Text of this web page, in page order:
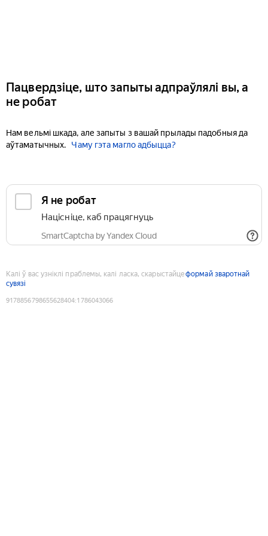
Пацвердзіце, што запыты адпраўлялі вы, а
не робат
Нам вельмі шкада, але запыты з вашай прылады падобныя да
аўтаматычных.
Чаму гэта магло адбыцца?
Я не робат
Націсніце, каб працягнуць
SmartCaptcha by Yandex Cloud
Калі ў вас узніклі праблемы, калі ласка, скарыстайцеформай зваротнай
сувязі
9178856798655628404:1786043066